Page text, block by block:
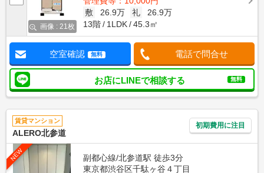
画像 : 21枚
敷
26.9万 礼
26.9万
13階
1LDK 45.3㎡
空室確認 無料 電話で問合せ
お店にLINEで相談する 無料
賃貸マンション
ALERO北参道
初期費用に注目
NEW
副都心線/北参道駅 徒歩3分
東京都渋谷区千駄ヶ谷４丁目